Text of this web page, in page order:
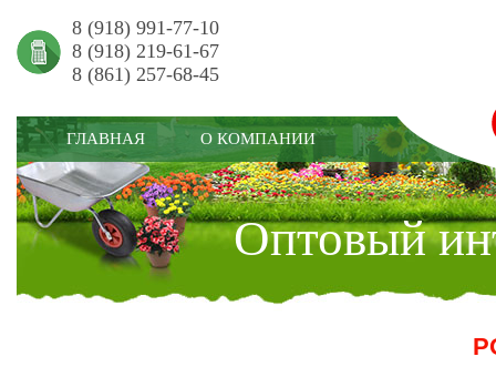
8 (918) 991-77-10
8 (918) 219-61-67
8 (861) 257-68-45
Оптовый
ГЛАВНАЯ О КОМПАНИИ